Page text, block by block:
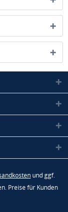
und ggf.
Preise für Kunden